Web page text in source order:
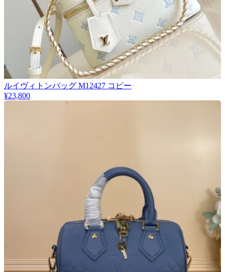
ルイヴィトンバッグ M12427 コピー
¥23,800